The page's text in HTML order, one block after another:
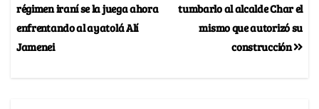
tumbarlo al alcalde Char el
mismo que autorizó su
construcción
régimen iraní se la juega ahora
enfrentando al ayatolá Alí
Jamenei